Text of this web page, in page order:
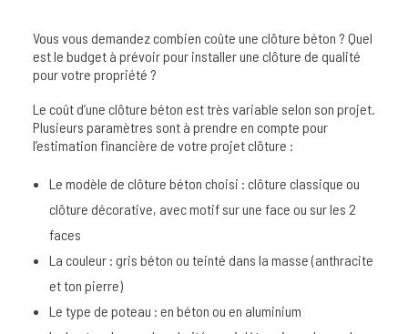
Vous vous demandez combien coûte une clôture béton ? Quel
est le budget à prévoir pour installer une clôture de qualité
pour votre propriété ?
Le coût d’une clôture béton est très variable selon son projet.
Plusieurs paramètres sont à prendre en compte pour
l’estimation financière de votre projet clôture :
Le modèle de clôture béton choisi : clôture classique ou
clôture décorative, avec motif sur une face ou sur les 2
faces
La couleur : gris béton ou teinté dans la masse (anthracite
et ton pierre)
Le type de poteau : en béton ou en aluminium